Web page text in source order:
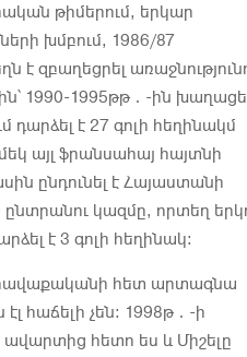
թիմերում, երկար
խմբում, 1986/87
է զբաղեցրել
1990-1995թթ․-ին
դարձել է 27 գոլի հեղինակմ
այլ ֆրանսահայ հայտնի
ընդունել է Հայաստանի
կազմը, որտեղ
է 3 գոլի հեղինակ։
հավաքականի հետ արտագնա
հաճելի չեն։ 1998թ․-ի
հետո ես և Միշելը